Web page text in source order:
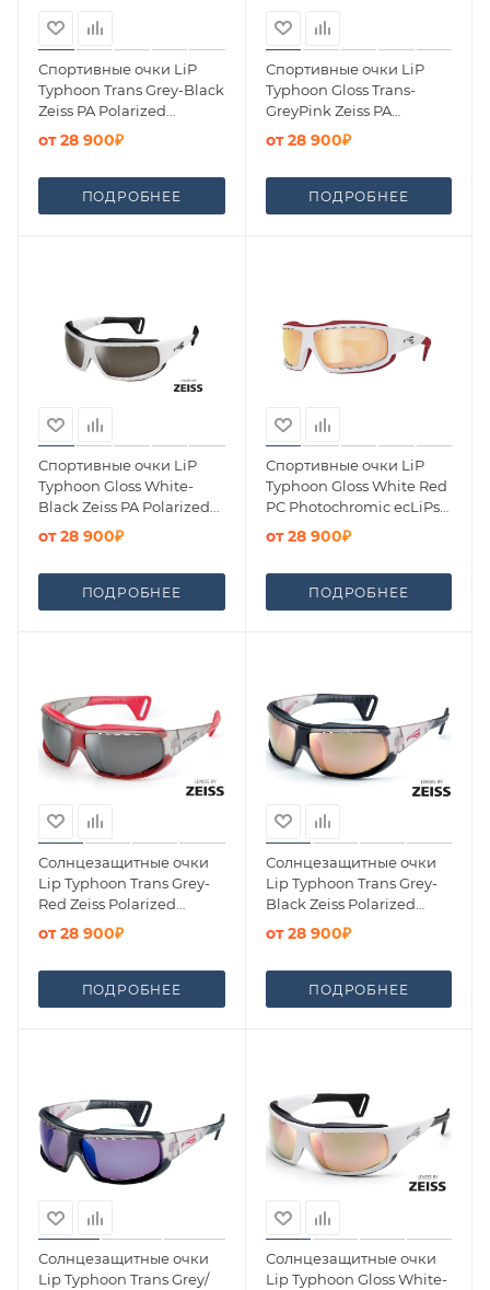
Спортивные очки LiP
Typhoon Trans Grey-Black
Zeiss PA Polarized
Methane Smoke Lens
от28 900₽
ПОДРОБНЕЕ
Спортивные очки LiP
Typhoon Gloss Trans-
GreyPink Zeiss PA
Polarized Tri-Pel Methane
Smoke
от28 900₽
ПОДРОБНЕЕ
Спортивные очки LiP
Typhoon Gloss White-
Black Zeiss PA Polarized
Methane Brown Lens
от28 900₽
ПОДРОБНЕЕ
Спортивные очки LiP
Typhoon Gloss White Red
PC Photochromic ecLiPse
Series ML Red Brown
от28 900₽
ПОДРОБНЕЕ
Солнцезащитные очки
Lip Typhoon Trans Grey-
Red Zeiss Polarized
Pacific Blue
от28 900₽
ПОДРОБНЕЕ
Солнцезащитные очки
Lip Typhoon Trans Grey-
Black Zeiss Polarized
Rose Gold
от28 900₽
ПОДРОБНЕЕ
Солнцезащитные очки
Lip Typhoon Trans Grey/
Солнцезащитные очки
Lip Typhoon Gloss White-